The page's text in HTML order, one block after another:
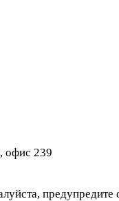
офис 239
предупредите